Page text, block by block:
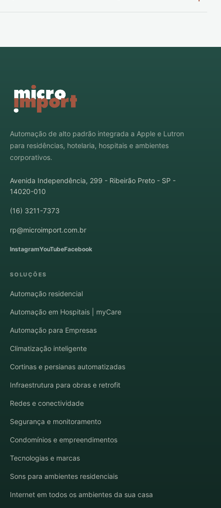
Automação de alto padrão integrada a Apple e Lutron
para residências, hotelaria, hospitais e ambientes
corporativos.
Avenida Independência, 299 - Ribeirão Preto - SP -
14020-010
(16) 3211-7373
rp@microimport.com.br
InstagramYouTubeFacebook
SOLUÇÕES
Automação residencial
Automação em Hospitais | myCare
Automação para Empresas
Climatização inteligente
Cortinas e persianas automatizadas
Infraestrutura para obras e retrofit
Redes e conectividade
Segurança e monitoramento
Condomínios e empreendimentos
Tecnologias e marcas
Sons para ambientes residenciais
Internet em todos os ambientes da sua casa